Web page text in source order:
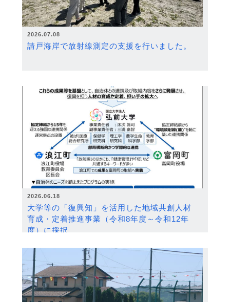
2026.07.08
請戸海岸で放射線測定の支援を行いました。
2026.06.18
大学等の「復興知」を活用した地域共創人材
育成・定着推進事業（令和8年度～令和12年
度）に採択